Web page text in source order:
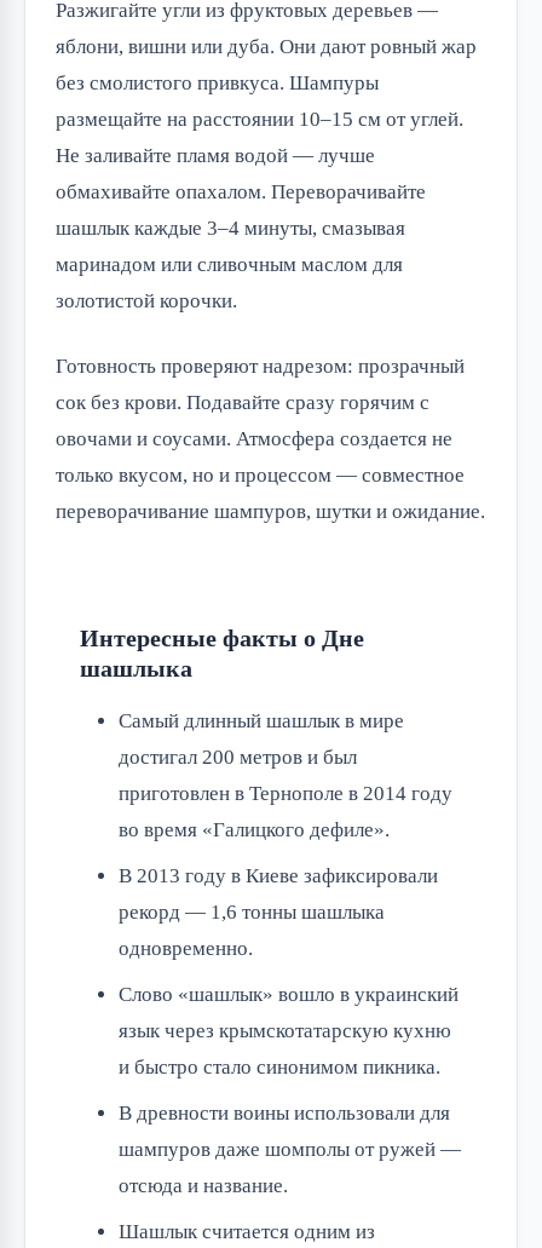
Разжигайте угли из фруктовых деревьев —
яблони, вишни или дуба. Они дают ровный жар
без смолистого привкуса. Шампуры
размещайте на расстоянии 10–15 см от углей.
Не заливайте пламя водой — лучше
обмахивайте опахалом. Переворачивайте
шашлык каждые 3–4 минуты, смазывая
маринадом или сливочным маслом для
золотистой корочки.
Готовность проверяют надрезом: прозрачный
сок без крови. Подавайте сразу горячим с
овочами и соусами. Атмосфера создается не
только вкусом, но и процессом — совместное
переворачивание шампуров, шутки и ожидание.
Интересные факты о Дне
шашлыка
Самый длинный шашлык в мире
достигал 200 метров и был
приготовлен в Тернополе в 2014 году
во время «Галицкого дефиле».
В 2013 году в Киеве зафиксировали
рекорд — 1,6 тонны шашлыка
одновременно.
Слово «шашлык» вошло в украинский
язык через крымскотатарскую кухню
и быстро стало синонимом пикника.
В древности воины использовали для
шампуров даже шомполы от ружей —
отсюда и название.
Шашлык считается одним из